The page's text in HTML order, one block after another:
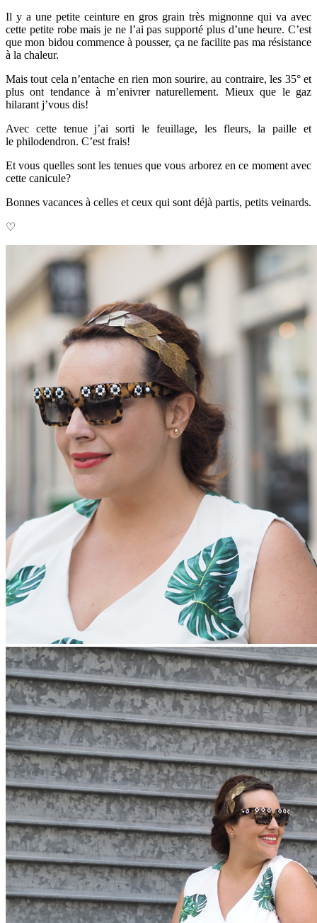
Il y a une petite ceinture en gros grain très mignonne qui va avec
cette petite robe mais je ne l’ai pas supporté plus d’une heure. C’est
que mon bidou commence à pousser, ça ne facilite pas ma résistance
à la chaleur.
Mais tout cela n’entache en rien mon sourire, au contraire, les 35° et
plus ont tendance à m’enivrer naturellement. Mieux que le gaz
hilarant j’vous dis!
Avec cette tenue j’ai sorti le feuillage, les fleurs, la paille et
le philodendron. C’est frais!
Et vous quelles sont les tenues que vous arborez en ce moment avec
cette canicule?
Bonnes vacances à celles et ceux qui sont déjà partis, petits veinards.
♡